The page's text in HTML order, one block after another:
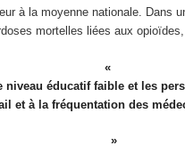
à la moyenne nationale. Dans
mortelles liées aux
éducatif faible et les
et à la fréquentation des